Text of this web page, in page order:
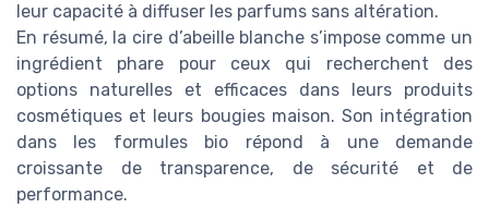
leur capacité à diffuser les parfums sans altération.
En résumé, la cire d’abeille blanche s’impose comme un
ingrédient phare pour ceux qui recherchent des
options naturelles et efficaces dans leurs produits
cosmétiques et leurs bougies maison. Son intégration
dans les formules bio répond à une demande
croissante de transparence, de sécurité et de
performance.